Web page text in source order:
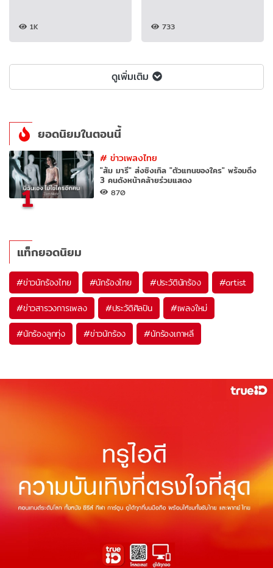
1K 733
ดูเพิ่มเติม
ยอดนิยมในตอนนี้
1
#ข่าวเพลงไทย
"ส้ม มารี" ส่งซิงเกิล "ตัวแทนของใคร" พร้อมดึง
3 คนดังหน้าคล้ายร่วมแสดง
870
แท็กยอดนิยม
#ข่าวนักร้องไทย #นักร้องไทย #ประวัตินักร้อง #artist
#ข่าวสารวงการเพลง #ประวัติศิลปิน #เพลงใหม่
#นักร้องลูกทุ่ง #ข่าวนักร้อง #นักร้องเกาหลี